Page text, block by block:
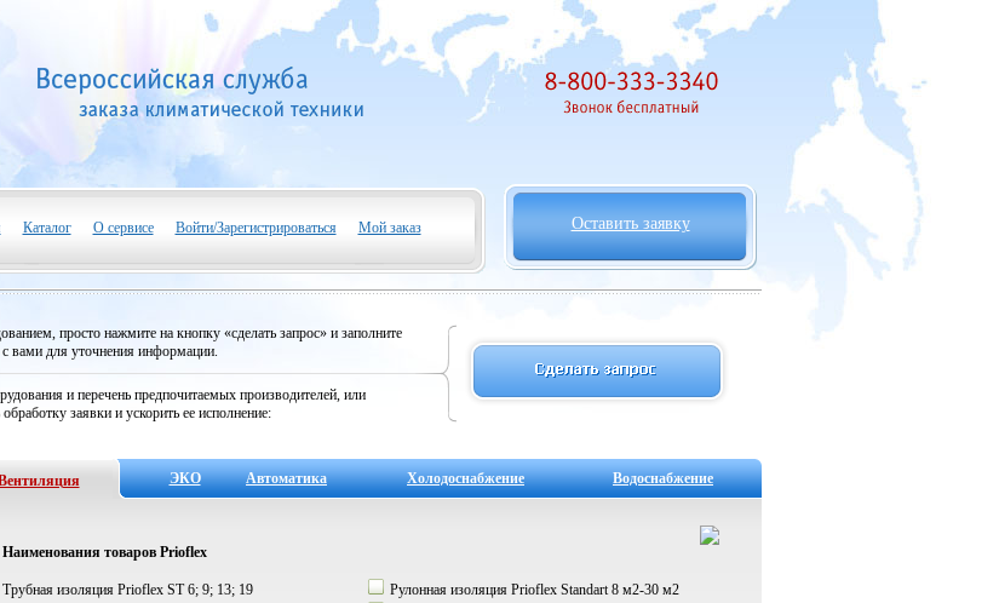
Каталог О сервисе Войти/Зарегистрироваться Мой заказ Оставить заявку
просто нажмите на кнопку «сделать запрос» и заполните
вами для уточнения информации.
и перечень предпочитаемых производителей, или
заявки и ускорить ее исполнение:
ЭКО Автоматика Холодоснабжение Водоснабжение
Наименования товаров Prioflex
Трубная изоляция Prioflex ST 6; 9; 13; 19
Рулонная изоляция Prioflex Standart 8 м2-30 м2